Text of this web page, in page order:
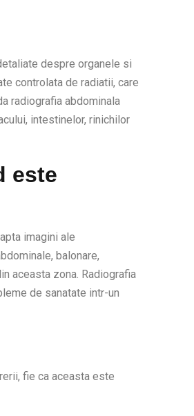
despre organele si
controlata de radiatii, care
radiografia abdominala
intestinelor, rinichilor
este
imagini ale
balonare,
aceasta zona. Radiografia
de sanatate intr-un
fie ca aceasta este